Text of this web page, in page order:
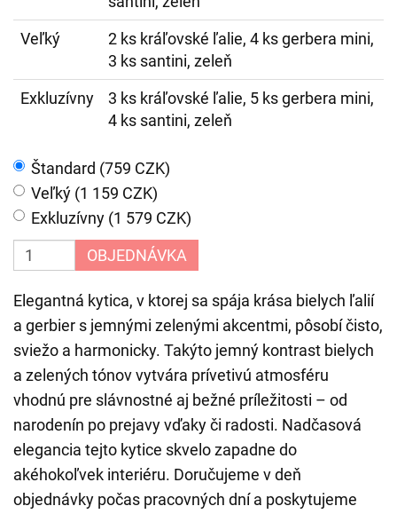
Veľký
2 ks kráľovské ľalie, 4 ks gerbera mini,
3 ks santini, zeleň
Exkluzívny
3 ks kráľovské ľalie, 5 ks gerbera mini,
4 ks santini, zeleň
Štandard (759 CZK)
Veľký (1 159 CZK)
Exkluzívny (1 579 CZK)
OBJEDNÁVKA
Elegantná kytica, v ktorej sa spája krása bielych ľalií
a gerbier s jemnými zelenými akcentmi, pôsobí čisto,
sviežo a harmonicky. Takýto jemný kontrast bielych
a zelených tónov vytvára prívetivú atmosféru
vhodnú pre slávnostné aj bežné príležitosti – od
narodenín po prejavy vďaky či radosti. Nadčasová
elegancia tejto kytice skvelo zapadne do
akéhokoľvek interiéru. Doručujeme v deň
objednávky počas pracovných dní a poskytujeme